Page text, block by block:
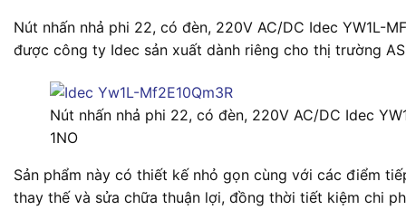
Nút nhấn nhả phi 22, có đèn, 220V AC/DC Idec YW1L-
được công ty Idec sản xuất dành riêng cho thị trường
Nút nhấn nhả phi 22, có đèn, 220V AC/DC Idec
1NO
Sản phẩm này có thiết kế nhỏ gọn cùng với các điểm
thay thế và sửa chữa thuận lợi, đồng thời tiết kiệm chi